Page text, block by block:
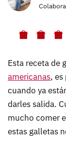
Esta receta de
americanas,
cuando ya
darles salida.
mucho comer
estas galletas